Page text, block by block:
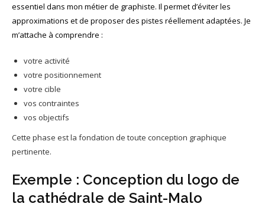
essentiel dans mon métier de graphiste. Il permet d’éviter les
approximations et de proposer des pistes réellement adaptées. Je
m’attache à comprendre :
votre activité
votre positionnement
votre cible
vos contraintes
vos objectifs
Cette phase est la fondation de toute conception graphique
pertinente.
Exemple : Conception du logo de
la cathédrale de Saint-Malo